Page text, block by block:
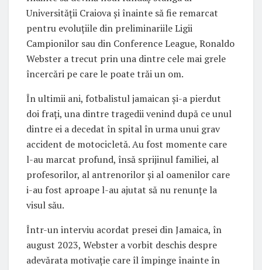
Universității Craiova și înainte să fie remarcat
pentru evoluțiile din preliminariile Ligii
Campionilor sau din Conference League, Ronaldo
Webster a trecut prin una dintre cele mai grele
încercări pe care le poate trăi un om.
În ultimii ani, fotbalistul jamaican și-a pierdut
doi frați, una dintre tragedii venind după ce unul
dintre ei a decedat în spital în urma unui grav
accident de motocicletă. Au fost momente care
l-au marcat profund, însă sprijinul familiei, al
profesorilor, al antrenorilor și al oamenilor care
i-au fost aproape l-au ajutat să nu renunțe la
visul său.
Într-un interviu acordat presei din Jamaica, în
august 2023, Webster a vorbit deschis despre
adevărata motivație care îl împinge înainte în